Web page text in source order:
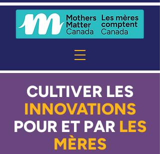
CULTIVER LES
INNOVATIONS
POUR ET PAR LES
MÈRES